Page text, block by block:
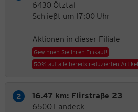
6430 Ötztal
Schließt um 17:00 Uhr
Aktionen in dieser Filiale
Gewinnen Sie Ihren Einkauf!
50% auf alle bereits reduzierten Artikel
16.47 km: Flirstraße 23
6500 Landeck